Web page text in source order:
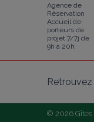
Agence de
Réservation
Accueil de
porteurs de
projet 7/7j de
9h à 20h
© 2026